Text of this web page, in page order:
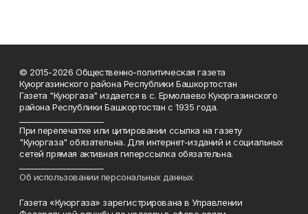
© 2015-2026 Общественно-политическая газета
Куюргазинского района Республики Башкортостан
Газета "Куюргаза" издается в с. Ермолаево Куюргазинского
района Республики Башкортостан с 1935 года.
При перепечатке или цитировании ссылка на газету
"Куюргаза" обязательна. Для интернет-изданий и социальных
сетей прямая активная гиперссылка обязательна.
Об использовании персональных данных
Газета «Куюргаза» зарегистрирована в Управлении